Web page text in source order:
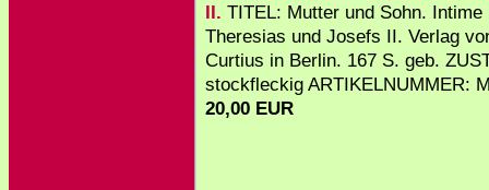
II. TITEL: Mutter und Sohn.
Theresias und Josefs II. Verlag
Curtius in Berlin. 167 S. geb.
stockfleckig ARTIKELNUMMER:
20,00 EUR